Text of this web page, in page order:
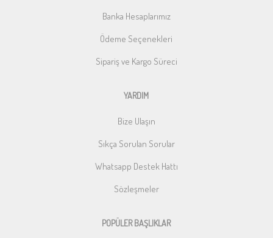
Banka Hesaplarımız
Ödeme Seçenekleri
Sipariş ve Kargo Süreci
YARDIM
Bize Ulaşın
Sıkça Sorulan Sorular
Whatsapp Destek Hattı
Sözleşmeler
POPÜLER BAŞLIKLAR